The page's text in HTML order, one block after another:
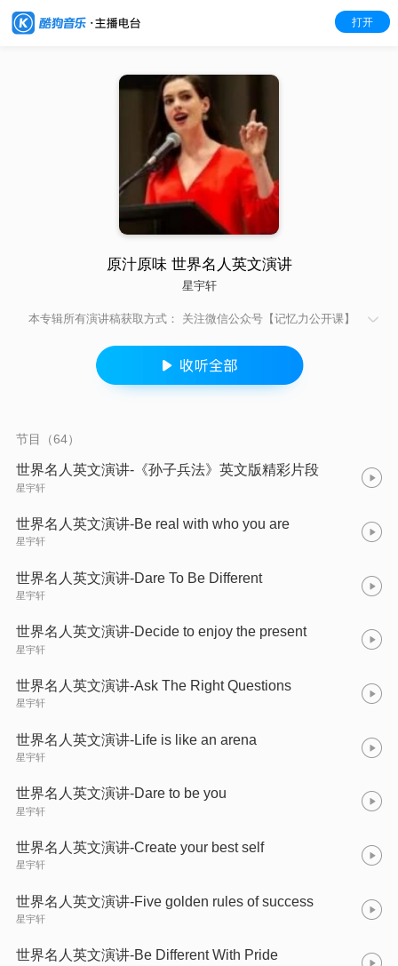
打开
原汁原味 世界名人英文演讲
星宇轩
本专辑所有演讲稿获取方式： 关注微信公众号【记忆力公开课】
节目（64）
世界名人英文演讲-《孙子兵法》英文版精彩片段
星宇轩
世界名人英文演讲-Be real with who you are
星宇轩
世界名人英文演讲-Dare To Be Different
星宇轩
世界名人英文演讲-Decide to enjoy the present
星宇轩
世界名人英文演讲-Ask The Right Questions
星宇轩
世界名人英文演讲-Life is like an arena
星宇轩
世界名人英文演讲-Dare to be you
星宇轩
世界名人英文演讲-Create your best self
星宇轩
世界名人英文演讲-Five golden rules of success
星宇轩
世界名人英文演讲-Be Different With Pride